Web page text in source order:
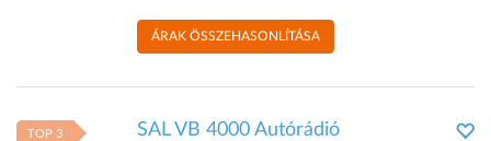
ÁRAK ÖSSZEHASONLÍTÁSA
TOP 3 SAL VB 4000 Autórádió